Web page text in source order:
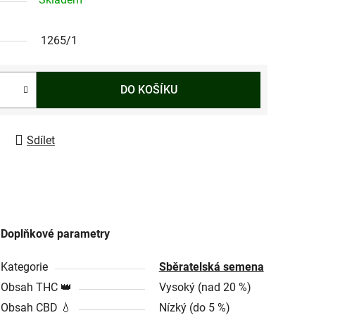
1265/1
DO KOŠÍKU
Sdílet
Doplňkové parametry
Kategorie
Sběratelská semena
Obsah THC 👑
Vysoký (nad 20 %)
Obsah CBD 💧
Nízký (do 5 %)